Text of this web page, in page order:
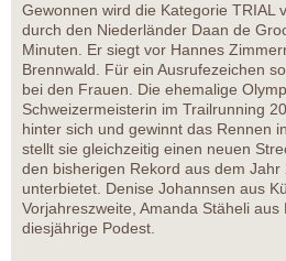
Gewonnen wird die Kategorie TRIAL
durch den Niederländer Daan de
Minuten. Er siegt vor Hannes
Brennwald. Für ein Ausrufezeichen
bei den Frauen. Die ehemalige
Schweizermeisterin im Trailrunning
hinter sich und gewinnt das Rennen
stellt sie gleichzeitig einen neuen
den bisherigen Rekord aus dem
unterbietet. Denise Johannsen aus
Vorjahreszweite, Amanda Stäheli
diesjährige Podest.